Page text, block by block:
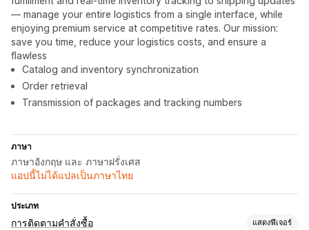
— manage your entire logistics from a single interface, while
enjoying premium service at competitive rates. Our mission:
save you time, reduce your logistics costs, and ensure a
flawless
Catalog and inventory synchronization
Order retrieval
Transmission of packages and tracking numbers
ภาษา
ภาษาอังกฤษ และ ภาษาฝรั่งเศส
แอปนี้ไม่ได้แปลเป็นภาษาไทย
ประเภท
การติดตามคำสั่งซื้อ แสดงฟีเจอร์